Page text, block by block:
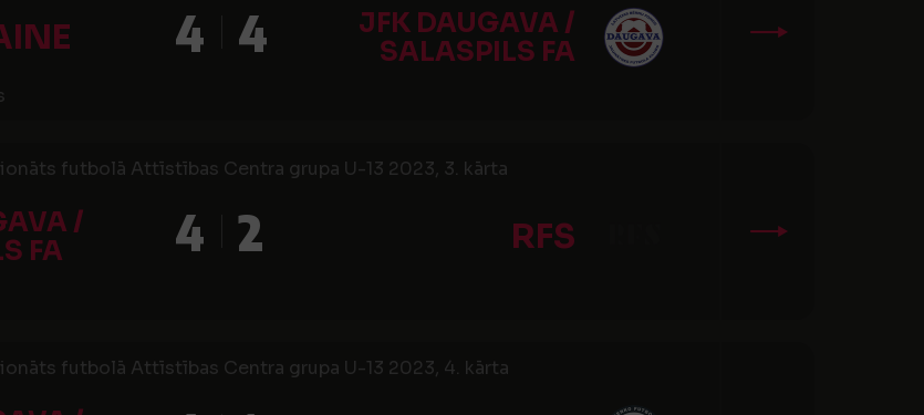
4
JFK DAUGAVA /
SALASPILS FA
4
futbolā Attīstības Centra grupa U-13 2023, 3. kārta
/
FA
4 RFS
2
futbolā Attīstības Centra grupa U-13 2023, 4. kārta